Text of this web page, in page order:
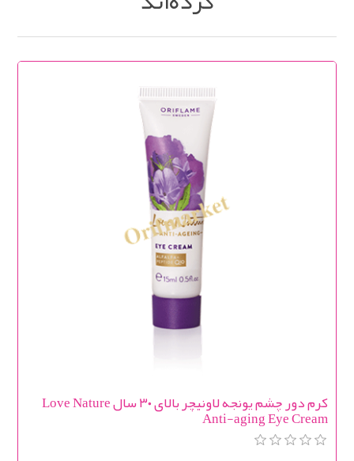
کرم دور چشم یونجه لاونیچر بالای ۳۰ سال Love Nature
Anti-aging Eye Cream